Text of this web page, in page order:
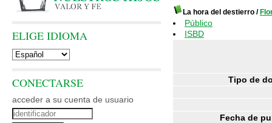
La hora del destierro /
Público
ISBD
Tipo de
Fecha de
ELIGE IDIOMA
CONECTARSE
acceder a su cuenta de usuario